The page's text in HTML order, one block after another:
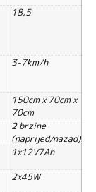
18,5
3-7km/h
150cm x 70cm x
70cm
2 brzine
(naprijed/nazad)
1x12V7Ah
2x45W